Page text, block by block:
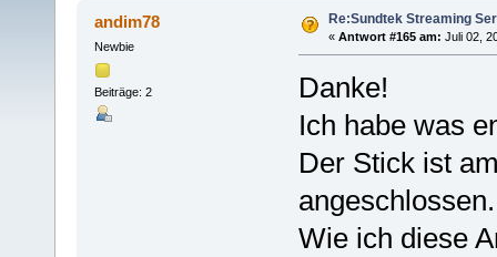
andim78
Newbie
Beiträge: 2
Re:Sundtek Streaming
« Antwort #165 am: Juli 02,
Danke!
Ich habe was
Der Stick ist
angeschlossen.
Wie ich diese